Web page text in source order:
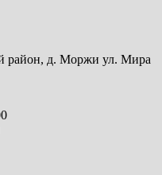
район, д. Моржи ул. Мира